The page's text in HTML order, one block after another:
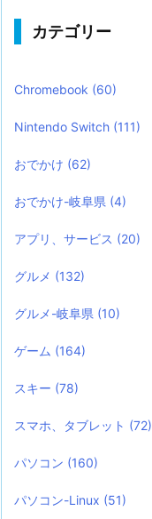
カテゴリー
Chromebook (60)
Nintendo Switch (111)
おでかけ (62)
おでかけ-岐阜県 (4)
アプリ、サービス (20)
グルメ (132)
グルメ-岐阜県 (10)
ゲーム (164)
スキー (78)
スマホ、タブレット (72)
パソコン (160)
パソコン-Linux (51)